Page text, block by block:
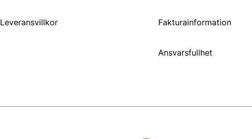
Leveransvillkor Fakturainformation
Ansvarsfullhet